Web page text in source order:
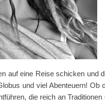
auf eine Reise schicken und
und viel Abenteuern! Ob
die reich an